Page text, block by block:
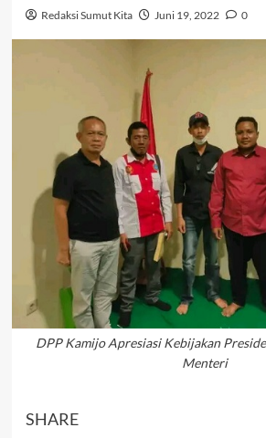
Redaksi Sumut Kita Juni 19, 2022 0
DPP Kamijo Apresiasi Kebijakan
Menteri
SHARE